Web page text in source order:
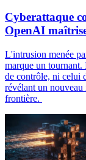
Cyberattaque
OpenAI
L'intrusion menée
marque un
de contrôle, ni celui
révélant un nouveau
frontière.